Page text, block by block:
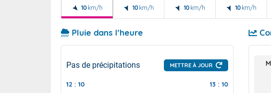
10 km/h 10 km/h 10 km/h 10 km/h
Pluie dans l'heure
Pas de précipitations METTRE À JOUR
12 : 10 13 : 10